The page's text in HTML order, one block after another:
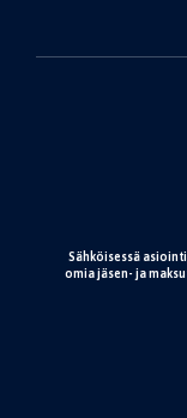
Sähköisessä
omia jäsen- ja